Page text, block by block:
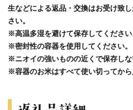
生などによる返品・交換はお受け致
さい。
※高温多湿を避けて保存してください
※密封性の容器を使用してください。
※ニオイの強いものの近くで保存しな
※容器のお米はすべて使い切ってから